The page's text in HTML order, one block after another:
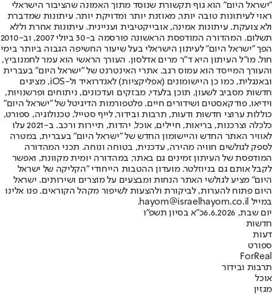
"ישראל היום" הוא גוף תקשורת שנוסד מתוך האמונה שהציבור הישראלי
ראוי לעיתונות טובה יותר, מאוזנת יותר ומדויקת יותר. עיתונות שמדברת
ולא צועקת. עיתונות אמינה, אובייקטיבית ועניינית. עיתונות אחרת וללא
תשלום. המהדורה המודפסת הראשונה פורסמה ב-30 ביולי 2007, וב-2010
הפך "ישראל היום" לעיתון הישראלי בעל שיעור החשיפה הגבוה ביותר בימי
חול. מו"ל העיתון היא ד"ר מרים אדלסון. העורך הראשי הוא עמר לחמנוביץ,
והעורך המייסד הוא עמוס רגב. אתרי האינטרנט של "ישראל היום" בעברית
ובאנגלית, כמו כן היישומונים (אפליקציות) לאנדרואיד ול-iOS, מציגים
חדשות מסביב לשעון, תוכן בלעדי, מבזקים ועדכונים, ניתוחים ופרשנויות,
וידיאו, פודקאסטים ושידורים חיים. פלטפורמות הדיגיטל של "ישראל היום"
כוללות ערוצי חדשות ודעות, תרבות ובידור, לייף סטייל, טכנולוגיה, ספורט,
כלכלה וצרכנות, בריאות, חיילים, אוכל, יהדות, תיירות ורכב. ב-2021 עלו
לאוויר האתר החדש והיישומון החדש של "ישראל היום" בעברית, במטרה
לספק לגולשים חוויה מהירה, עדכנית, בטוחה ונוחה. תכני המהדורה
המודפסת של העיתון זמינים גם באתר, במהדורה יומית מקוונת, ואפשר
לקבל אותם גם בניוזלטר. מועדון ההטבות הייחודי "הקליקה של ישראל
היום" מציע לגולשי האתר הנחות ומבצעים על מוצרים ושירותים. ישראל
היום פתוח להערות, לביקורת ולהצעות לשיפור מקהל הקוראים. פנו אלינו
במייל hayom@israelhayom.co.il.
יום שבת, 6.6.2026
כ"א בסיון תשפ"ו
חדשות
דעות
ספורט
ForReal
תרבות ובידור
אוכל
מגזין